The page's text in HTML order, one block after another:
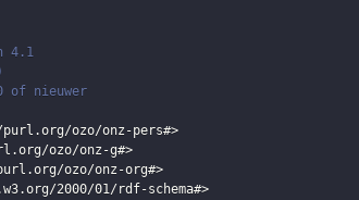
4.1
of nieuwer
ozo/onz-pers#>
ozo/onz-g#>
ozo/onz-org#>
2000/01/rdf-schema#>